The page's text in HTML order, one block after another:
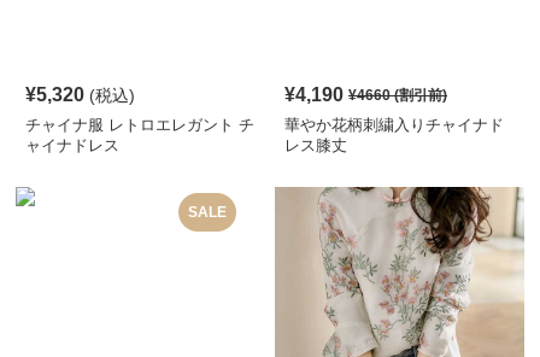
¥5,320 (税込)
チャイナ服 レトロエレガント チ
ャイナドレス
¥4,190 ¥4660(割引前)
華やか花柄刺繍入りチャイナド
レス膝丈
SALE